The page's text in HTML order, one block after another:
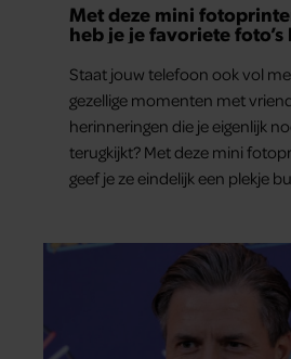
Met deze mini
heb je je favoriete
Staat jouw telefoon ook vol
gezellige momenten met
herinneringen die je eigenlijk
terugkijkt? Met deze mini
geef je ze eindelijk een plekje